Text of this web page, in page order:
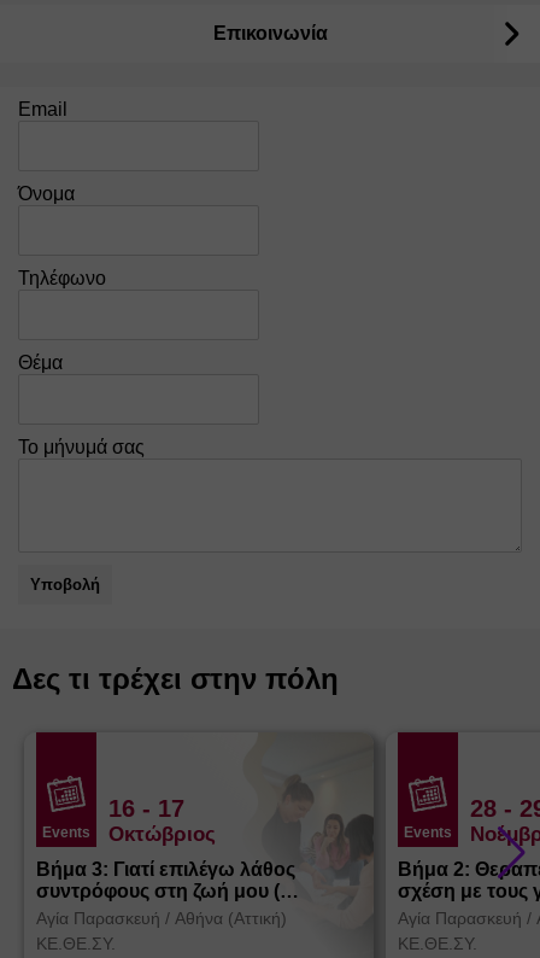
Επικοινωνία
Email
Όνομα
Τηλέφωνο
Θέμα
Το μήνυμά σας
Υποβολή
Δες τι τρέχει στην πόλη
Events
16 - 17
Οκτώβριος
Βήμα 3: Γιατί επιλέγω λάθος
συντρόφους στη ζωή μου (
Θεσσαλονίκη)
Αγία Παρασκευή / Αθήνα (Αττική)
ΚΕ.ΘΕ.ΣΥ.
Events
28 -
Βήμα 2:
σχέση με τους
Αγία Παρασκευή /
ΚΕ.ΘΕ.ΣΥ.